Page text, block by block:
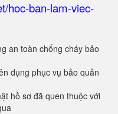
hoc-ban-lam-viec-
an toàn chống cháy bảo
dụng phục vụ bảo quản
hồ sơ đã quen thuộc với